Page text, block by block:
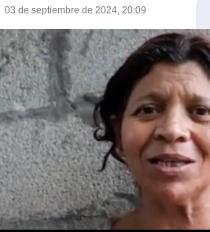
03 de septiembre de 2024, 20:09